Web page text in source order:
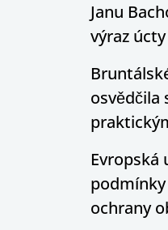
Janu
výraz úcty
osvědčila
Evropská
ochrany